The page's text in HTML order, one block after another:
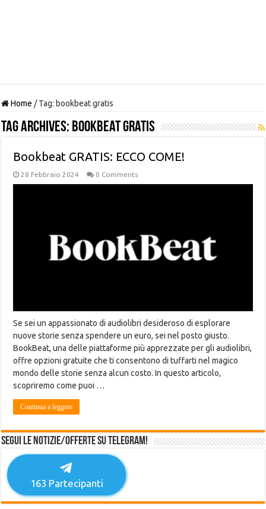
Home / Tag: bookbeat gratis
Tag Archives: bookbeat gratis
Bookbeat GRATIS: ECCO COME!
28 Febbraio 2024 0 Comments
Se sei un appassionato di audiolibri desideroso di esplorare
nuove storie senza spendere un euro, sei nel posto giusto.
BookBeat, una delle piattaforme più apprezzate per gli audiolibri,
offre opzioni gratuite che ti consentono di tuffarti nel magico
mondo delle storie senza alcun costo. In questo articolo,
scopriremo come puoi …
Continua a leggere
Segui le notizie/offerte su Telegram!
163 Partecipanti